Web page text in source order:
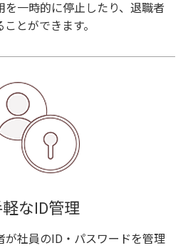
を一時的に停止したり、退職者
とができます。
なID管理
が社員のID・パスワードを管理